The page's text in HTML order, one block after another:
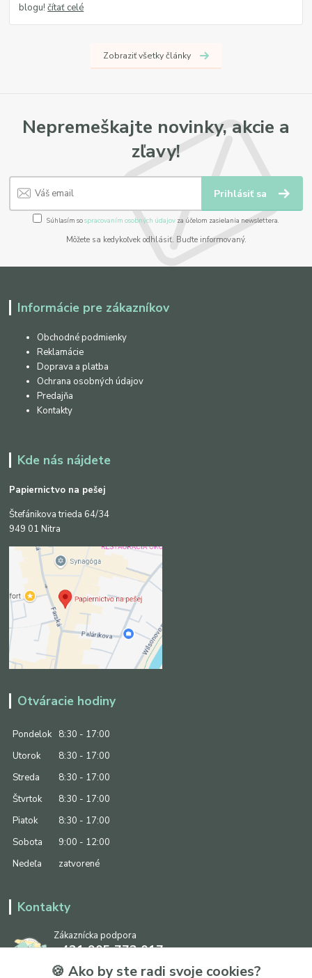
blogu!čítať celé
Zobraziť všetky články
Nepremeškajte novinky, akcie a
zľavy!
Prihlásiť sa
Súhlasím sospracovaním osobných údajov za účelom zasielania newslettera.
Môžete sa kedykoľvek odhlásiť. Buďte informovaný.
Informácie pre zákazníkov
Obchodné podmienky
Reklamácie
Doprava a platba
Ochrana osobných údajov
Predajňa
Kontakty
Kde nás nájdete
Papiernictvo na pešej
Štefánikova trieda 64/34
949 01 Nitra
Otváracie hodiny
Pondelok
8:30 - 17:00
Utorok
8:30 - 17:00
Streda
8:30 - 17:00
Štvrtok
8:30 - 17:00
Piatok
8:30 - 17:00
Sobota
9:00 - 12:00
Nedeľa
zatvorené
Kontakty
Zákaznícka podpora
+421 905 773 017
(Po-Pia, 8:30 - 17:00, So: 9:00 - 12:00)
🍪 Ako by ste radi svoje cookies?